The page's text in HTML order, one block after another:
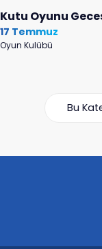
Kutu Oyunu
17 Temmuz
Oyun Kulübü
Bu